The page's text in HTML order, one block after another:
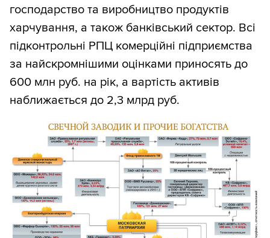
господарство та виробництво продуктів
харчування, а також банківський сектор. Всі
підконтрольні РПЦ комерційні підприємства
за найскромнішими оцінками приносять до
600 млн руб. на рік, а вартість активів
наближається до 2,3 млрд руб.